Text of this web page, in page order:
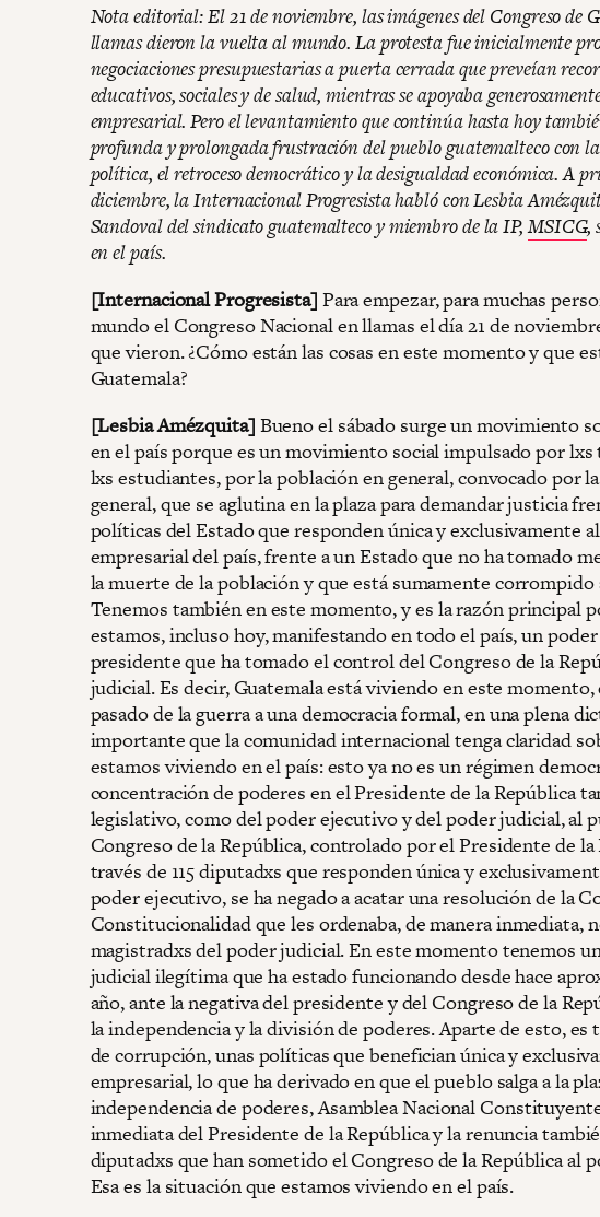
Nota editorial: El 21 de noviembre, las imágenes del Congreso de
llamas dieron la vuelta al mundo. La protesta fue inicialmente
negociaciones presupuestarias a puerta cerrada que preveían
educativos, sociales y de salud, mientras se apoyaba
empresarial. Pero el levantamiento que continúa hasta hoy
profunda y prolongada frustración del pueblo guatemalteco con
política, el retroceso democrático y la desigualdad económica. A
diciembre, la Internacional Progresista habló con Lesbia
Sandoval del sindicato guatemalteco y miembro de la IP,MSICG,
en el país.
[Internacional Progresista] Para empezar, para muchas
mundo el Congreso Nacional en llamas el día 21 de
que vieron. ¿Cómo están las cosas en este momento y que
Guatemala?
[Lesbia Amézquita] Bueno el sábado surge un movimiento
en el país porque es un movimiento social impulsado por
lxs estudiantes, por la población en general, convocado por
general, que se aglutina en la plaza para demandar justicia
políticas del Estado que responden única y exclusivamente
empresarial del país, frente a un Estado que no ha tomado
la muerte de la población y que está sumamente
Tenemos también en este momento, y es la razón principal
estamos, incluso hoy, manifestando en todo el país, un
presidente que ha tomado el control del Congreso de la
judicial. Es decir, Guatemala está viviendo en este momento,
pasado de la guerra a una democracia formal, en una plena
importante que la comunidad internacional tenga claridad
estamos viviendo en el país: esto ya no es un régimen
concentración de poderes en el Presidente de la República
legislativo, como del poder ejecutivo y del poder judicial, al
Congreso de la República, controlado por el Presidente de la
través de 115 diputadxs que responden única y
poder ejecutivo, se ha negado a acatar una resolución de la
Constitucionalidad que les ordenaba, de manera inmediata,
magistradxs del poder judicial. En este momento tenemos
judicial ilegítima que ha estado funcionando desde hace
año, ante la negativa del presidente y del Congreso de la
la independencia y la división de poderes. Aparte de esto, es
de corrupción, unas políticas que benefician única y
empresarial, lo que ha derivado en que el pueblo salga a la
independencia de poderes, Asamblea Nacional
inmediata del Presidente de la República y la renuncia
diputadxs que han sometido el Congreso de la República al
Esa es la situación que estamos viviendo en el país.